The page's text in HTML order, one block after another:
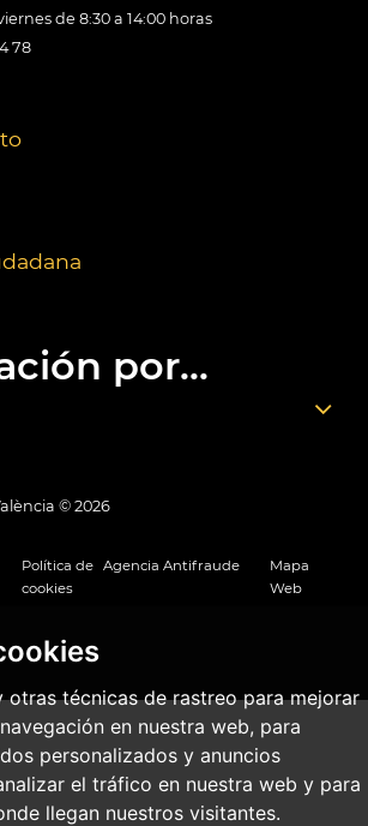
otras técnicas de rastreo para mejorar
en nuestra web, para
personalizados y anuncios
el tráfico en nuestra web y para
llegan nuestros visitantes.
de 8:30 a 14:00 horas
78
por...
© 2026
Política de
cookies
Agencia Antifraude
Mapa
Web